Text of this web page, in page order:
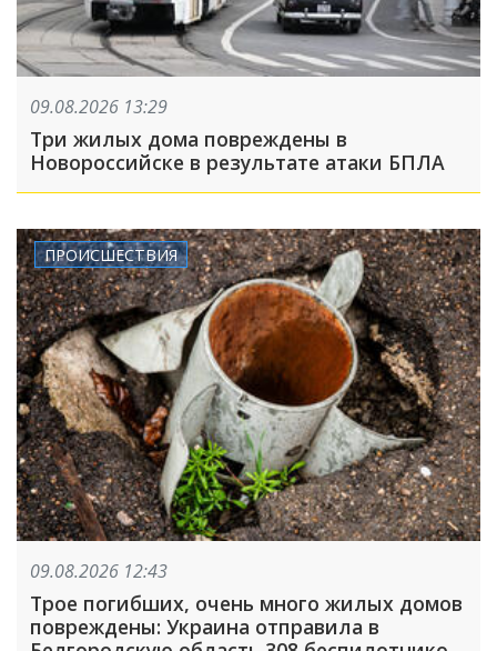
09.08.2026 13:29
Три жилых дома повреждены в
Новороссийске в результате атаки БПЛА
ПРОИСШЕСТВИЯ
09.08.2026 12:43
Трое погибших, очень много жилых домов
повреждены: Украина отправила в